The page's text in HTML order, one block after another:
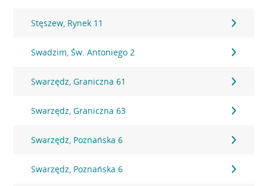
Stęszew, Rynek 11
Swadzim, Św. Antoniego 2
Swarzędz, Graniczna 61
Swarzędz, Graniczna 63
Swarzędz, Poznańska 6
Swarzędz, Poznańska 6